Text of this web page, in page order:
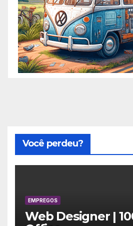
Você perdeu?
EMPREGOS
Web Designer |